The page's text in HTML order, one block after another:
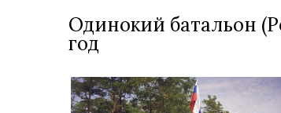
Одинокий батальон
год